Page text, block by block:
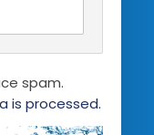
spam.
is processed.